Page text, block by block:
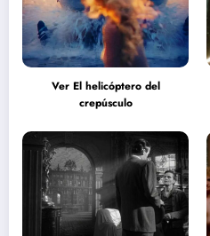
Ver El helicóptero del
crepúsculo